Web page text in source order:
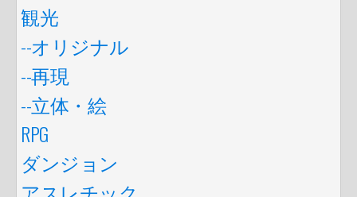
観光
--オリジナル
--再現
--立体・絵
RPG
ダンジョン
アスレチック